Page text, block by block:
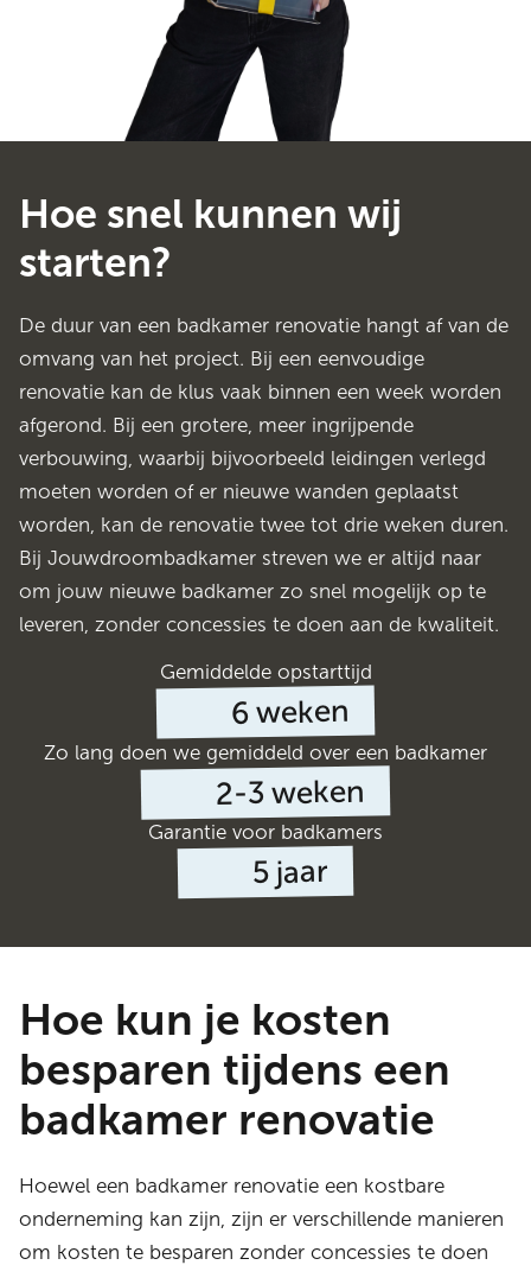
Hoe snel kunnen wij
starten?
De duur van een badkamer renovatie hangt af van de
omvang van het project. Bij een eenvoudige
renovatie kan de klus vaak binnen een week worden
afgerond. Bij een grotere, meer ingrijpende
verbouwing, waarbij bijvoorbeeld leidingen verlegd
moeten worden of er nieuwe wanden geplaatst
worden, kan de renovatie twee tot drie weken duren.
Bij Jouwdroombadkamer streven we er altijd naar
om jouw nieuwe badkamer zo snel mogelijk op te
leveren, zonder concessies te doen aan de kwaliteit.
Gemiddelde opstarttijd
6 weken
Zo lang doen we gemiddeld over een badkamer
2-3 weken
Garantie voor badkamers
5 jaar
Hoe kun je kosten
besparen tijdens een
badkamer renovatie
Hoewel een badkamer renovatie een kostbare
onderneming kan zijn, zijn er verschillende manieren
om kosten te besparen zonder concessies te doen